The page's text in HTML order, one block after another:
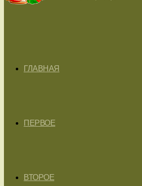
ГЛАВНАЯ
ПЕРВОЕ
ВТОРОЕ